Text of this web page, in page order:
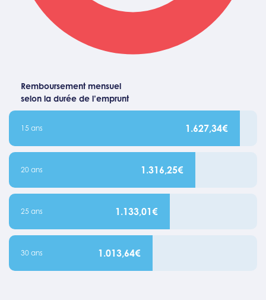
Remboursement mensuel
selon la durée de l’emprunt
15 ans 1.627,34€
20 ans 1.316,25€
25 ans 1.133,01€
30 ans 1.013,64€